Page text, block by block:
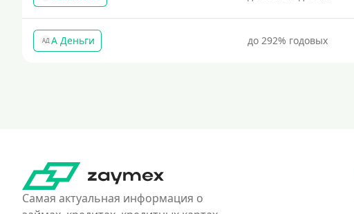
АД А Деньги до 292% годовых
Самая актуальная информация о